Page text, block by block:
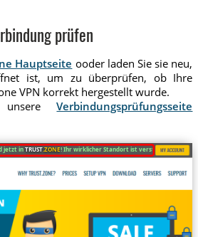
prüfen
Hauptseite ooder laden Sie sie neu,
ist, um zu überprüfen, ob Ihre
VPN korrekt hergestellt wurde.
unsereVerbindungsprüfungsseite
jetzt inTRUST.ZONE! Ihr wirklicher Standort ist versteckt!